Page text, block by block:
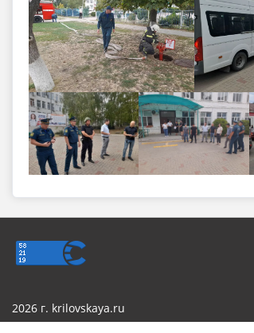
2026 г. krilovskaya.ru